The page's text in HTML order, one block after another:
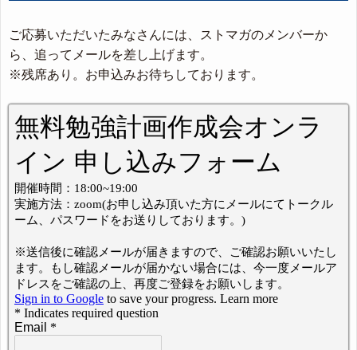
ご応募いただいたみなさんには、ストマガのメンバーか
ら、追ってメールを差し上げます。
※残席あり。お申込みお待ちしております。